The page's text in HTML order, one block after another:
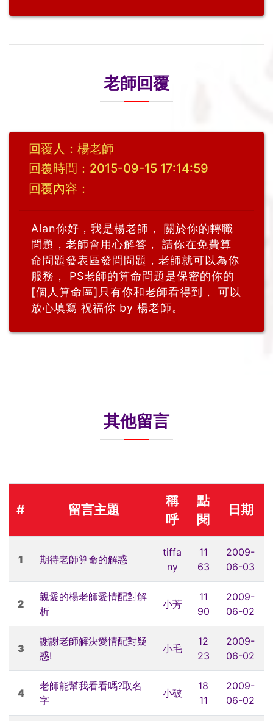
老師回覆
回覆人：楊老師
回覆時間：2015-09-15 17:14:59
回覆內容：
Alan你好，我是楊老師， 關於你的轉職
問題，老師會用心解答， 請你在免費算
命問題發表區發問問題，老師就可以為你
服務， PS老師的算命問題是保密的你的
[個人算命區]只有你和老師看得到， 可以
放心填寫 祝福你 by 楊老師。
其他留言
# 留言主題
稱
呼
點
閱
日期
1 期待老師算命的解惑
tiffa
ny
11
63
2009-
06-03
2
親愛的楊老師愛情配對解
析
小芳
11
90
2009-
06-02
3
謝謝老師解決愛情配對疑
惑!
小毛
12
23
2009-
06-02
4
老師能幫我看看嗎?取名
字
小破
18
11
2009-
06-02